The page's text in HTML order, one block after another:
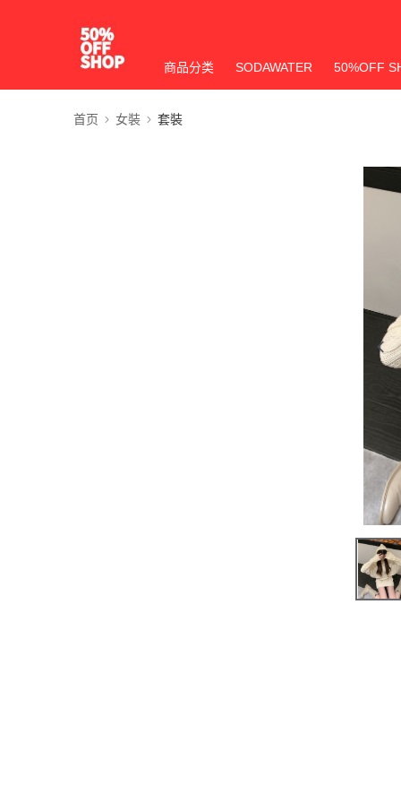
商品分类 SODAWATER 50%OFF
首页 女裝 套裝